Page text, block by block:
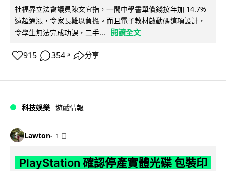
社福界立法會議員陳文宜指，一間中學書單價錢按年加 14.7%
遠超通漲，令家長難以負擔。而且電子教材啟動碼這項設計，
令學生無法完成功課，二手...
閱讀全文
915 354 ↗ 分享
科技娛樂 遊戲情報
Lawton 1 日
PlayStation 確認停產實體光碟 包裝印